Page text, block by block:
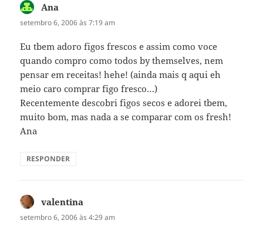
Ana
setembro 6, 2006 às 7:19 am
Eu tbem adoro figos frescos e assim como voce
quando compro como todos by themselves, nem
pensar em receitas! hehe! (ainda mais q aqui eh
meio caro comprar figo fresco…)
Recentemente descobri figos secos e adorei tbem,
muito bom, mas nada a se comparar com os fresh!
Ana
RESPONDER
valentina
setembro 6, 2006 às 4:29 am